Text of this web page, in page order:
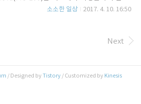
정도의 짧은 길이를 갖고 있고, 매우 가벼운 소재
기가 아닙니다. 일단 유럽 시장서만 출시가 되
며, 기타 지역의 출시는 아직 미정입니다. 재질
도 착해서 98유로(약 12만원)이며, 음역은 2옥
입니다. 국내에도 출시가 되면, 하나 장만해 봐
소소한 일상 2017. 4. 10. 16:50
Next
/ Designed byTistory / Customized by Kinesis